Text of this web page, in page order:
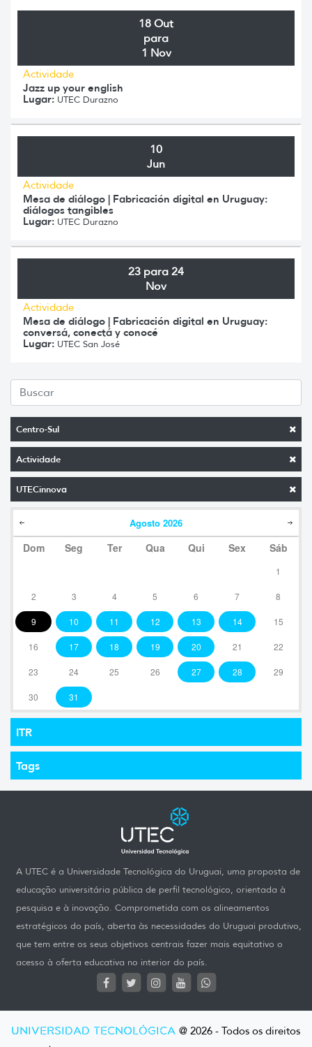
Centro-Sul
Actividade
UTECinnova
Agosto 2026
Dom Seg Ter Qua Qui Sex Sáb
1
2 3 4 5 6 7 8
9 10 11 12 13 14 15
16 17 18 19 20 21 22
23 24 25 26 27 28 29
30 31
ITR
Tags
18 Out
para
1 Nov
Actividade
Jazz up your english
Lugar: UTEC Durazno
10
Jun
Actividade
Mesa de diálogo | Fabricación digital en Uruguay:
diálogos tangibles
Lugar: UTEC Durazno
23 para 24
Nov
Actividade
Mesa de diálogo | Fabricación digital en Uruguay:
conversá, conectá y conocé
Lugar: UTEC San José
A UTEC é a Universidade Tecnológica do Uruguai, uma proposta de
educação universitária pública de perfil tecnológico, orientada à
pesquisa e à inovação. Comprometida com os alineamentos
estratégicos do país, aberta às necessidades do Uruguai produtivo,
que tem entre os seus objetivos centrais fazer mais equitativo o
acesso à oferta educativa no interior do país.
UNIVERSIDAD TECNOLÓGICA @ 2026 - Todos os direitos